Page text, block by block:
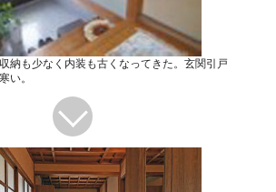
納も少なく内装も古くなってきた。玄関引戸
い。